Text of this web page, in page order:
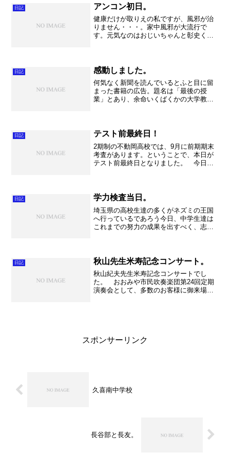
ェスティバルで演奏する曲を...
日記 アンコン初日。
健康だけが取りえの私ですが、風邪が治
りません・・・。家中風邪が大流行で
す。元気なのはおじいちゃんと彰史くん
ンコン初日。 お隣が会場と...
日記 感動しました。
何気なく新聞を読んでいるとふと目に留
まった書籍の広告。題名は「最後の授
業」とあり、余命いくばくかの大学教授
業」をDVDで見ました。とに...
日記 テスト前最終日！
2期制の不動岡高校では、9月に前期期末
考査があります。ということで、本日が
テスト前最終日となりました。 今日も
して、私も見学させ...
日記 学力検査当日。
埼玉県の高校生達の多くがネズミの王国
へ行っているであろう今日、中学生達は
これまでの努力の成果を出すべく、志望
出ました。 中学生達は...
日記 秋山先生米寿記念コンサート。
秋山紀夫先生米寿記念コンサートでし
た。 おおみや市民吹奏楽団第24回定期
演奏会として、多数のお客様に御来場頂
スポンサーリンク
久喜南中学校
長谷部と長友。